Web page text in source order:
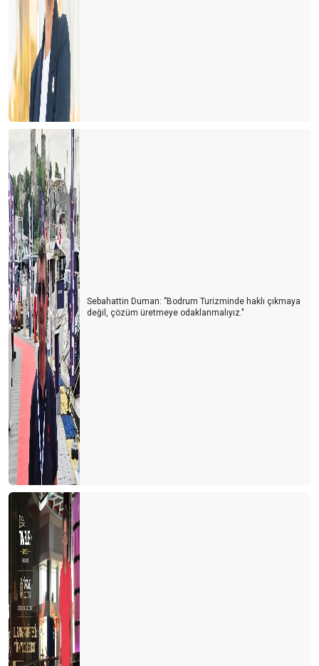
Sebahattin Duman: ‘’Bodrum Turizminde haklı çıkmaya
değil, çözüm üretmeye odaklanmalıyız."